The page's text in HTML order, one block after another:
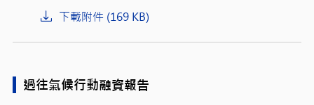
下載附件 (169 KB)
過往氣候行動融資報告